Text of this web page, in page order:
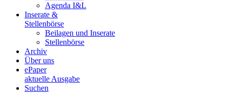
Agenda I&L
Inserate &
Stellenbörse
Beilagen und Inserate
Stellenbörse
Archiv
Über uns
ePaper
aktuelle Ausgabe
Suchen